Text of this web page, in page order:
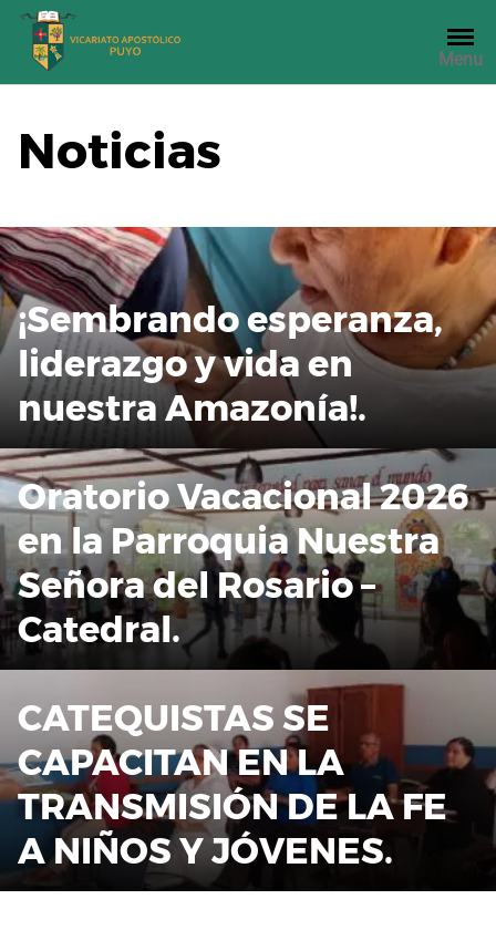
Saltar
contenido
Menu
Noticias
¡Sembrando esperanza,
liderazgo y vida en
nuestra Amazonía!.
Oratorio Vacacional 2026
en la Parroquia Nuestra
Señora del Rosario –
Catedral.
CATEQUISTAS SE
CAPACITAN EN LA
TRANSMISIÓN DE LA FE
A NIÑOS Y JÓVENES.